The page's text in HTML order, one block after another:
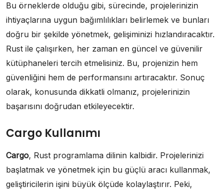
Bu örneklerde olduğu gibi, sürecinde, projelerinizin
ihtiyaçlarına uygun bağımlılıkları belirlemek ve bunları
doğru bir şekilde yönetmek, gelişiminizi hızlandıracaktır.
Rust ile çalışırken, her zaman en güncel ve güvenilir
kütüphaneleri tercih etmelisiniz. Bu, projenizin hem
güvenliğini hem de performansını artıracaktır. Sonuç
olarak, konusunda dikkatli olmanız, projelerinizin
başarısını doğrudan etkileyecektir.
Cargo Kullanımı
Cargo, Rust programlama dilinin kalbidir. Projelerinizi
başlatmak ve yönetmek için bu güçlü aracı kullanmak,
geliştiricilerin işini büyük ölçüde kolaylaştırır. Peki,